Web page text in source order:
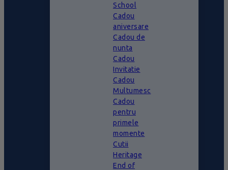
School
Cadou
aniversare
Cadou de
nunta
Cadou
Invitatie
Cadou
Multumesc
Cadou
pentru
primele
momente
Cutii
Heritage
End of